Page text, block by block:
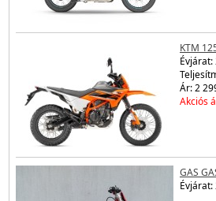
KTM
Évjárat:
Ár: 2
Akciós
GAS
Évjárat: